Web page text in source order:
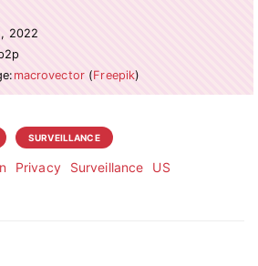
2022
macrovector (Freepik)
SURVEILLANCE
Privacy Surveillance US